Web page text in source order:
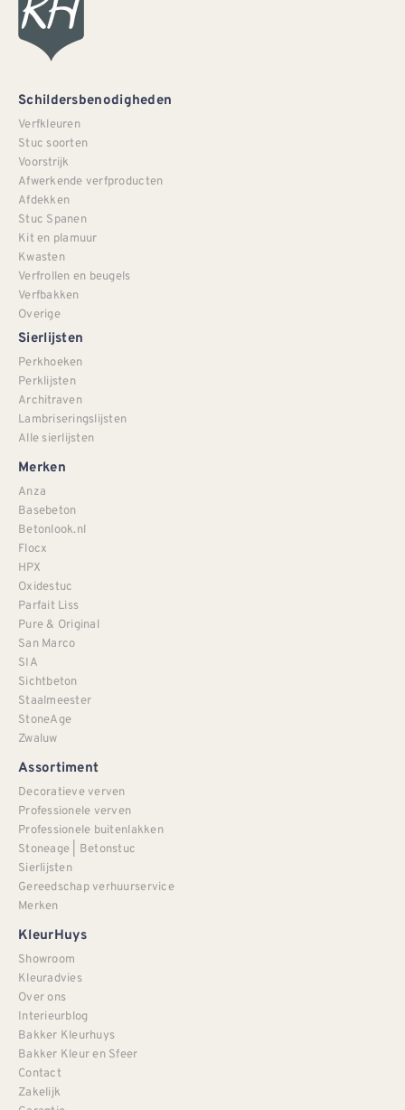
Schildersbenodigheden
Verfkleuren
Stuc soorten
Voorstrijk
Afwerkende verfproducten
Afdekken
Stuc Spanen
Kit en plamuur
Kwasten
Verfrollen en beugels
Verfbakken
Overige
Sierlijsten
Perkhoeken
Perklijsten
Architraven
Lambriseringslijsten
Alle sierlijsten
Merken
Anza
Basebeton
Betonlook.nl
Flocx
HPX
Oxidestuc
Parfait Liss
Pure & Original
San Marco
SIA
Sichtbeton
Staalmeester
StoneAge
Zwaluw
Assortiment
Decoratieve verven
Professionele verven
Professionele buitenlakken
Stoneage | Betonstuc
Sierlijsten
Gereedschap verhuurservice
Merken
KleurHuys
Showroom
Kleuradvies
Over ons
Interieurblog
Bakker Kleurhuys
Bakker Kleur en Sfeer
Contact
Zakelijk